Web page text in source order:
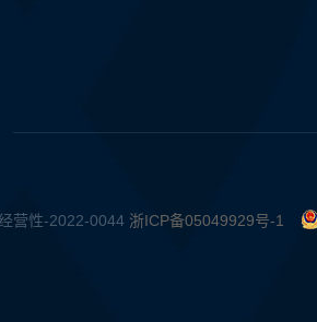
营性-2022-0044 浙ICP备05049929号-1